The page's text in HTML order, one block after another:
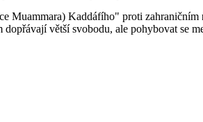
Muammara) Kaddáfího" proti
větší svobodu, ale pohybovat se